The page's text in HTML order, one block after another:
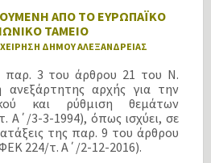
ΑΠΟ ΤΟ ΕΥΡΩΠΑΪΚΟ
ΤΑΜΕΙΟ
ΔΗΜΟΥ ΑΛΕΞΑΝΔΡΕΙΑΣ
παρ. 3 του άρθρου 21 του Ν.
ανεξάρτητης αρχής για την
και ρύθμιση θεμάτων
Α΄/3-3-1994), όπως ισχύει, σε
της παρ. 9 του άρθρου
224/τ. Α΄/2-12-2016).